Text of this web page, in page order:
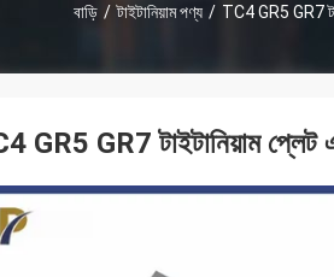
বাড়ি / টাইটানিয়াম পণ্য / TC4 GR5 GR7
GR5 GR7 টাইটানিয়াম প্লেট